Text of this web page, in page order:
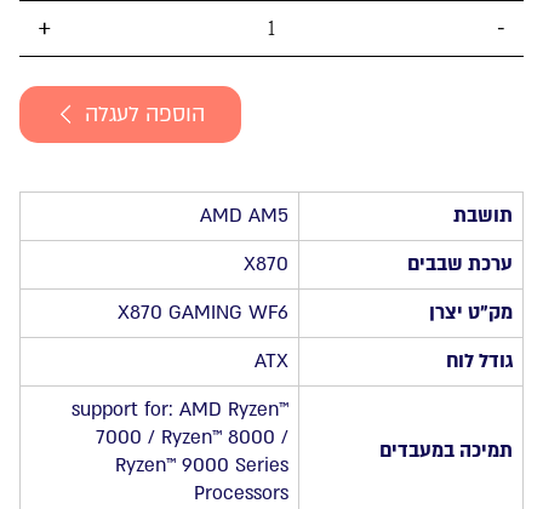
GAMING
WIFI6
ATX
DDR5
AM5
BT
2.5GB
הוספה לעגלה
תושבת
AMD AM5
ערכת שבבים
X870
מק”ט יצרן
X870 GAMING WF6
גודל לוח
ATX
תמיכה במעבדים
support for: AMD Ryzen™
7000 / Ryzen™ 8000 /
Ryzen™ 9000 Series
Processors